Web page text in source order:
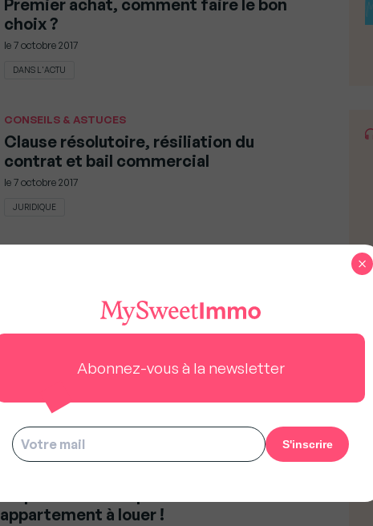
Premier achat, comment faire le bon
choix ?
le7 octobre 2017
DANS L'ACTU
CONSEILS & ASTUCES
Clause résolutoire, résiliation du
contrat et bail commercial
le7 octobre 2017
JURIDIQUE
ANALYSES & PERSPECTIVES
ÉCONOMIE ET BUSINESS
appartement à louer !
Abonnez-vous à la newsletter
×